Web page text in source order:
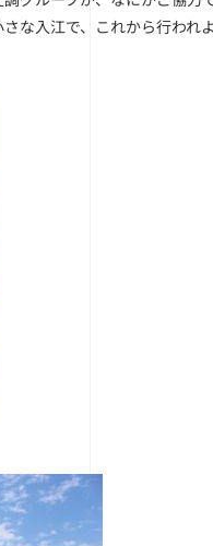
な入江で、これから行われ